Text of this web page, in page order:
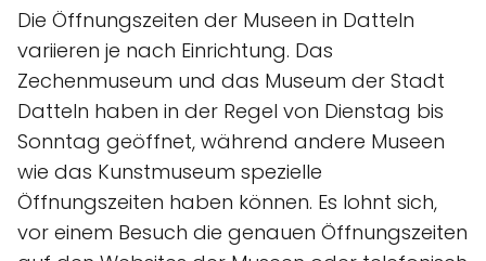
Die Öffnungszeiten der Museen in Datteln
variieren je nach Einrichtung. Das
Zechenmuseum und das Museum der Stadt
Datteln haben in der Regel von Dienstag bis
Sonntag geöffnet, während andere Museen
wie das Kunstmuseum spezielle
Öffnungszeiten haben können. Es lohnt sich,
vor einem Besuch die genauen Öffnungszeiten